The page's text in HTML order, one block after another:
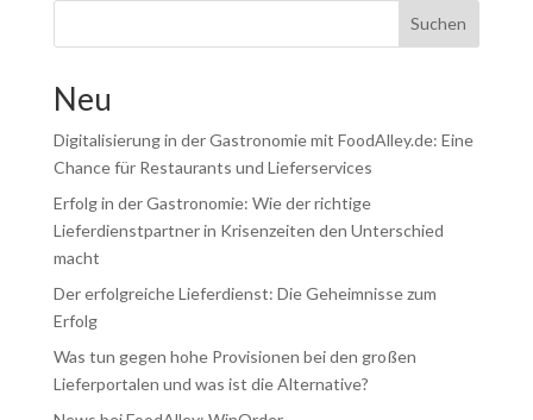
Suchen
Neu
Digitalisierung in der Gastronomie mit FoodAlley.de: Eine
Chance für Restaurants und Lieferservices
Erfolg in der Gastronomie: Wie der richtige
Lieferdienstpartner in Krisenzeiten den Unterschied
macht
Der erfolgreiche Lieferdienst: Die Geheimnisse zum
Erfolg
Was tun gegen hohe Provisionen bei den großen
Lieferportalen und was ist die Alternative?